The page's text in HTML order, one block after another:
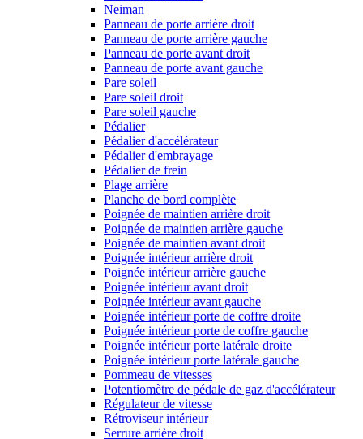
Neiman
Panneau de porte arrière droit
Panneau de porte arrière gauche
Panneau de porte avant droit
Panneau de porte avant gauche
Pare soleil
Pare soleil droit
Pare soleil gauche
Pédalier
Pédalier d'accélérateur
Pédalier d'embrayage
Pédalier de frein
Plage arrière
Planche de bord complète
Poignée de maintien arrière droit
Poignée de maintien arrière gauche
Poignée de maintien avant droit
Poignée intérieur arrière droit
Poignée intérieur arrière gauche
Poignée intérieur avant droit
Poignée intérieur avant gauche
Poignée intérieur porte de coffre droite
Poignée intérieur porte de coffre gauche
Poignée intérieur porte latérale droite
Poignée intérieur porte latérale gauche
Pommeau de vitesses
Potentiomètre de pédale de gaz d'accélérateur
Régulateur de vitesse
Rétroviseur intérieur
Serrure arrière droit